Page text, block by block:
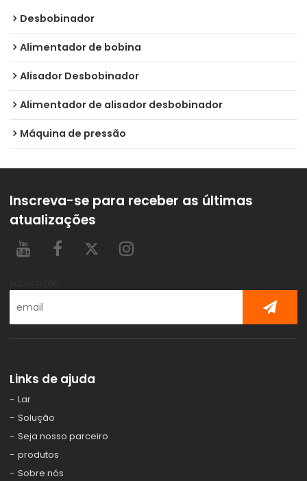
Desbobinador
Alimentador de bobina
Alisador Desbobinador
Alimentador de alisador desbobinador
Máquina de pressão
Inscreva-se para receber as últimas
atualizações
Links de ajuda
Lar
Solução
Seja nosso parceiro
produtos
Sobre nós